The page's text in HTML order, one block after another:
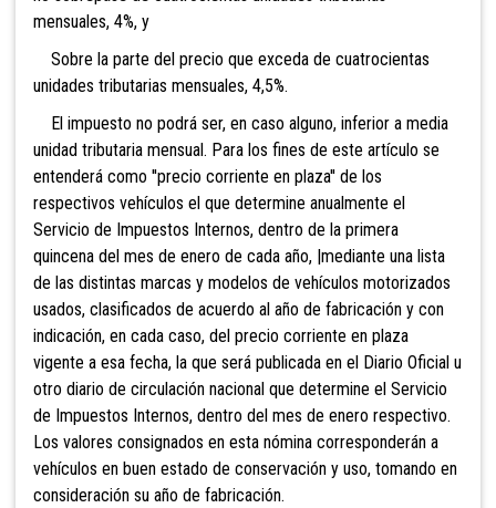
mensuales, 4%, y
Sobre la parte del precio que exceda de cuatrocientas
unidades tributarias mensuales, 4,5%.
El impuesto no podrá ser, en caso alguno, inferior a media
unidad tributaria mensual. Para los fines de este artículo se
entenderá como ''precio corriente en plaza'' de los
respectivos vehículos el que determine anualmente el
Servicio de Impuestos Internos, dentro de la primera
quincena del mes de enero de cada año, |mediante una lista
de las distintas marcas y modelos de vehículos motorizados
usados, clasificados de acuerdo al año de fabricación y con
indicación, en cada caso, del precio corriente en plaza
vigente a esa fecha, la que será publicada en el Diario Oficial u
otro diario de circulación nacional que determine el Servicio
de Impuestos Internos, dentro del mes de enero respectivo.
Los valores consignados en esta nómina corresponderán a
vehículos en buen estado de conservación y uso, tomando en
consideración su año de fabricación.